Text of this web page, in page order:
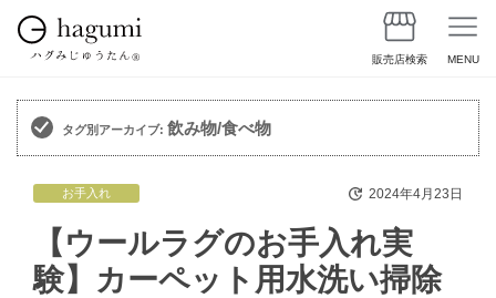
販売店検索 MENU
タグ別アーカイブ: 飲み物/食べ物
【ウールラグのお手入れ実
験】カーペット用水洗い掃除
お手入れ 2024年4月23日